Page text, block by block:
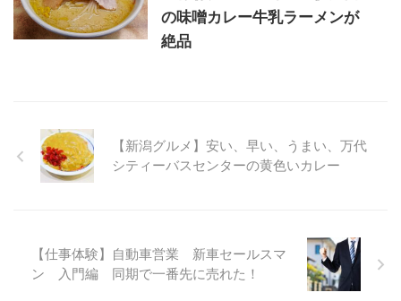
の味噌カレー牛乳ラーメンが
絶品
【新潟グルメ】安い、早い、うまい、万代
シティーバスセンターの黄色いカレー
【仕事体験】自動車営業 新車セールスマ
ン 入門編 同期で一番先に売れた！